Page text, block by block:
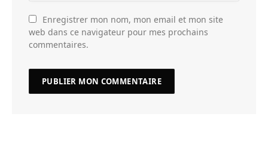
Enregistrer mon nom, mon email et mon site
web dans ce navigateur pour mes prochains
commentaires.